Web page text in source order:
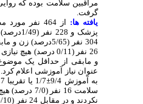
مراقبین سلامت بوده که روایی
گرفت.
یافته ها:
پزشک و 228
304 نفر (5/65درصد)
26 نفر (0/11 درصد) هیچ
عنوان نیاز آموزشی اعلام کرد.
به آموزش 9/4
±
سلامت 16 نفر (7/